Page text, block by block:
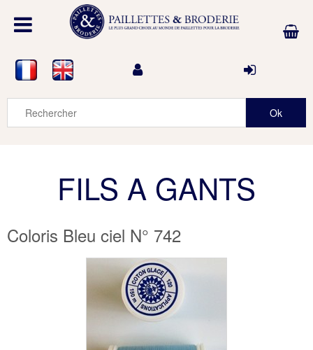
FILS A GANTS
Coloris Bleu ciel N° 742